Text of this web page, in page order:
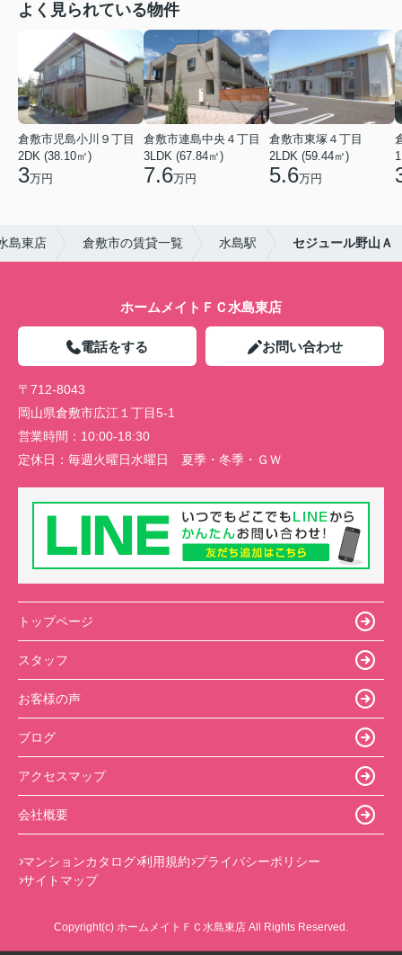
よく見られている物件
倉敷市児島小川９丁目
2DK (38.10㎡)
3万円
倉敷市連島中央４丁目
3LDK (67.84㎡)
7.6万円
倉敷市東塚４丁目
2LDK (59.44㎡)
5.6万円
島東店 倉敷市の賃貸一覧 水島駅 セジュール野山Ａ
ホームメイトＦＣ水島東店
電話をする お問い合わせ
〒712-8043
岡山県倉敷市広江１丁目5-1
営業時間： 10:00-18:30
定休日： 毎週火曜日水曜日 夏季・冬季・ＧＷ
トップページ
スタッフ
お客様の声
ブログ
アクセスマップ
会社概要
マンションカタログ 利用規約 プライバシーポリシー
サイトマップ
Copyright(c) ホームメイトＦＣ水島東店 All Rights Reserved.